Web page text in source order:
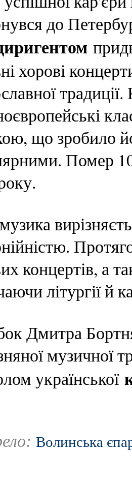
до
хорові
що зробило
Помер
концертів, а
літургії й
Дмитра
музичної
української
Волинська